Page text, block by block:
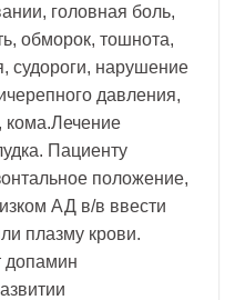
головная боль,
обморок, тошнота,
судороги, нарушение
давления,
кома.Лечение
Пациенту
положение,
АД в/в ввести
плазму крови.
допамин